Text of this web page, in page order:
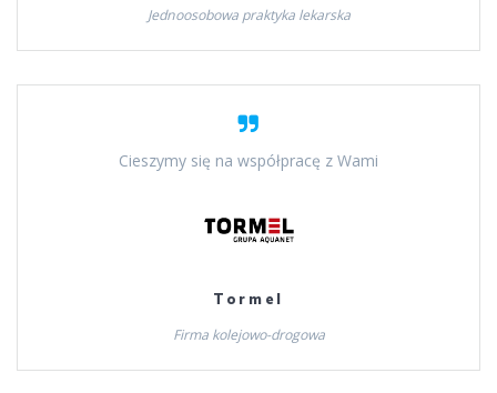
Jednoosobowa praktyka lekarska
Cieszymy się na współpracę z Wami
Tormel
Firma kolejowo-drogowa